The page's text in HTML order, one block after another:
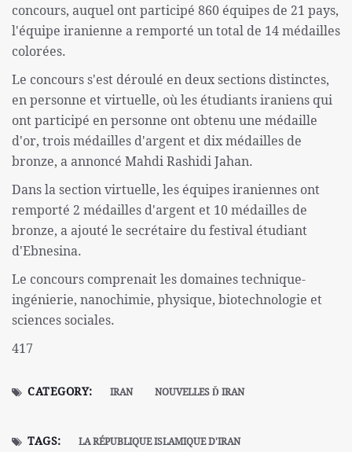
concours, auquel ont participé 860 équipes de 21 pays,
l'équipe iranienne a remporté un total de 14 médailles
colorées.
Le concours s'est déroulé en deux sections distinctes,
en personne et virtuelle, où les étudiants iraniens qui
ont participé en personne ont obtenu une médaille
d'or, trois médailles d'argent et dix médailles de
bronze, a annoncé Mahdi Rashidi Jahan.
Dans la section virtuelle, les équipes iraniennes ont
remporté 2 médailles d'argent et 10 médailles de
bronze, a ajouté le secrétaire du festival étudiant
d'Ebnesina.
Le concours comprenait les domaines technique-
ingénierie, nanochimie, physique, biotechnologie et
sciences sociales.
417
CATEGORY: IRAN NOUVELLES Ď IRAN
TAGS:
LA RÉPUBLIQUE ISLAMIQUE D'IRAN